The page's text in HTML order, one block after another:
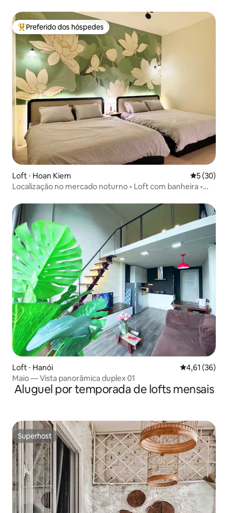
Entre os melhores preferidos dos hóspedes
Preferido dos hóspedes
Loft ⋅ Hoan Kiem 5 de uma
5 (30)
Localização no mercado noturno • Loft com banheira •
Loft ⋅ Hanói 4,61 de uma
4,61 (36)
Maio — Vista panorâmica duplex 01
Aluguel por temporada de lofts mensais
Superhost
Superhost